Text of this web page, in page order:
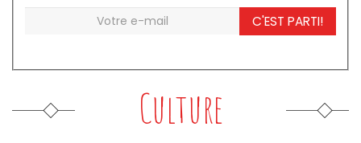
C'EST PARTI!
Culture